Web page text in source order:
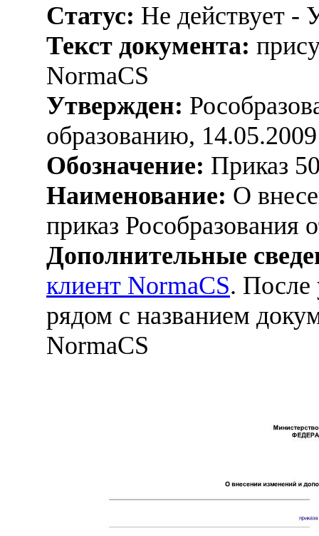
Статус: Не действует -
Текст документа:
NormaCS
Утвержден:
образованию, 14.05.2009
Обозначение: Приказ
Наименование: О
приказ Рособразования
Дополнительные
клиент NormaCS. После
рядом с названием
NormaCS